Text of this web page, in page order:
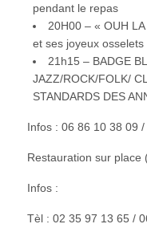
pendant le repas
20H00 – « OUH
et ses joyeux osselets
21h15 – BADGE
JAZZ/ROCK/FOLK/
STANDARDS DES
Infos : 06 86 10 38 09
Restauration sur place
Infos :
Tèl : 02 35 97 13 65 /